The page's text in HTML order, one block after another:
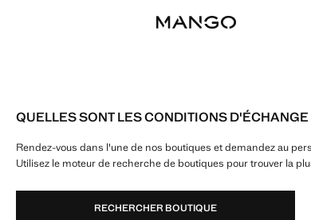
QUELLES SONT LES CONDITIONS
Rendez-vous dans l'une de nos boutiques et demandez au
Utilisez le moteur de recherche de boutiques pour trouver la
RECHERCHER BOUTIQUE